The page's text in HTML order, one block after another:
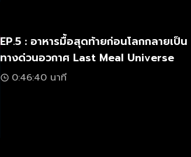
EP.5 : อาหารมื้อสุดท้ายก่อนโลกกลายเป็น
ทางด่วนอวกาศ Last Meal Universe
0:46:40 นาที